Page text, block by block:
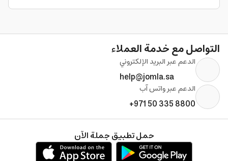
التواصل مع خدمة العملاء
الدعم عبر البريد الإلكتروني
help@jomla.sa
الدعم عبر واتس آب
+971 50 335 8800
حمل تطبيق جملة الآن